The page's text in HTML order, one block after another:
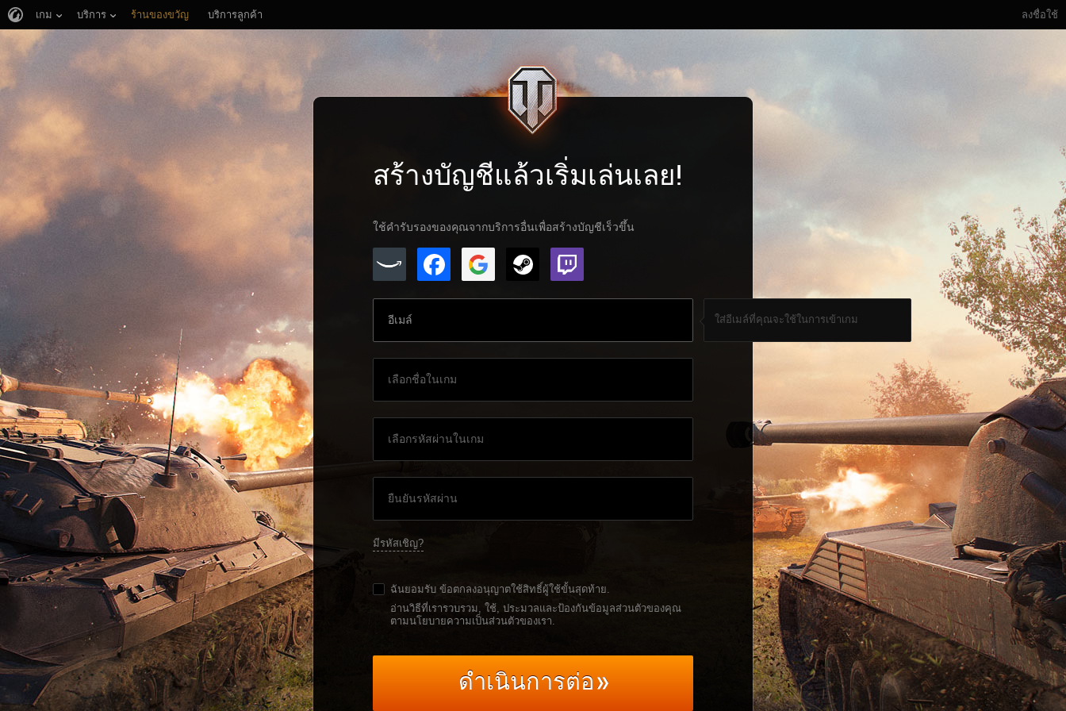
ลงชื่อใช้
เกม บริการ ร้านของขวัญ บริการลูกค้า
สร้างบัญชีแล้วเริ่มเล่นเลย!
ใช้คำรับรองของคุณจากบริการอื่นเพื่อสร้างบัญชีเร็วขึ้น
ใส่อีเมล์ที่คุณจะใช้ในการเข้าเกม
มีรหัสเชิญ?
ฉันยอมรับ ข้อตกลงอนุญาตใช้สิทธิ์ผู้ใช้ขั้นสุดท้าย.
อ่านวิธีที่เรารวบรวม, ใช้, ประมวลและป้องกันข้อมูลส่วนตัวของคุณ
ตามนโยบายความเป็นส่วนตัวของเรา.
ดำเนินการต่อ